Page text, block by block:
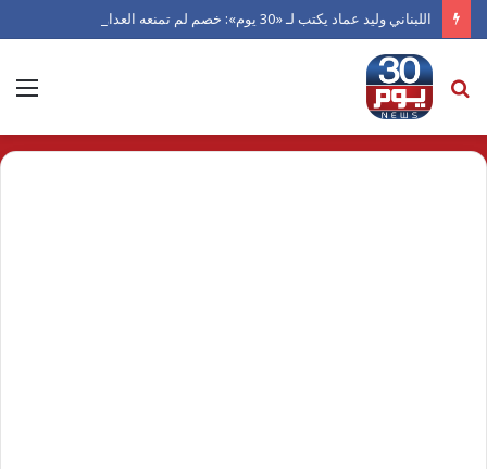
بحث
عن